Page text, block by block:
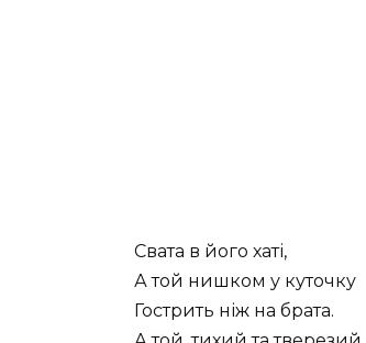
Свата в його хаті,
А той нишком у куточку
Гострить ніж на брата.